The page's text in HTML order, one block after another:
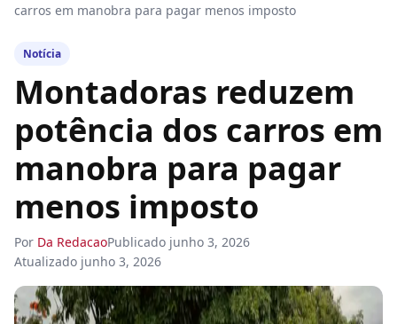
carros em manobra para pagar menos imposto
Notícia
Montadoras reduzem
potência dos carros em
manobra para pagar
menos imposto
Por Da RedacaoPublicado junho 3, 2026
Atualizado junho 3, 2026